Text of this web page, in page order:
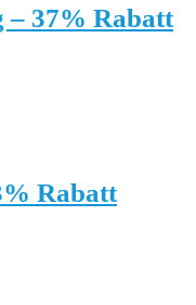
– 37% Rabatt
Rabatt